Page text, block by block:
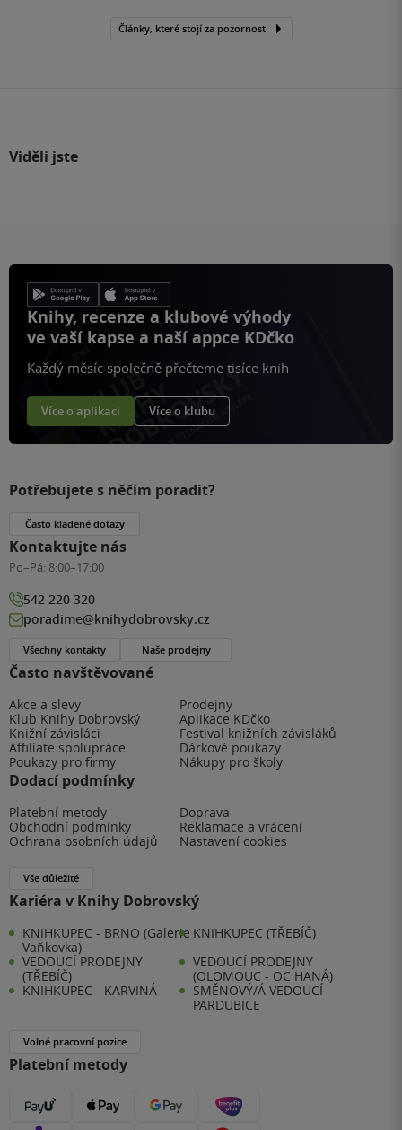
Články, které stojí za pozornost
Viděli jste
Knihy, recenze a klubové výhody
ve vaší kapse a naší appce KDčko
Každý měsíc společně přečteme tisíce knih
Více o aplikaci Více o klubu
Často navštěvované
Akce a slevy
Prodejny
Klub Knihy Dobrovský
Aplikace KDčko
Knižní závisláci
Festival knižních závisláků
Affiliate spolupráce
Dárkové poukazy
Poukazy pro firmy
Nákupy pro školy
Dodací podmínky
Platební metody
Doprava
Obchodní podmínky
Reklamace a vrácení
Ochrana osobních údajů
Nastavení cookies
Vše důležité
Kariéra v Knihy Dobrovský
KNIHKUPEC - BRNO (Galerie
Vaňkovka)
KNIHKUPEC (TŘEBÍČ)
VEDOUCÍ PRODEJNY
(TŘEBÍČ)
VEDOUCÍ PRODEJNY
(OLOMOUC - OC HANÁ)
KNIHKUPEC - KARVINÁ
SMĚNOVÝ/Á VEDOUCÍ -
PARDUBICE
Volné pracovní pozice
Platební metody
Potřebujete s něčím poradit?
Často kladené dotazy
Kontaktujte nás
Po–Pá: 8:00–17:00
542 220 320
poradime@knihydobrovsky.cz
Všechny kontakty Naše prodejny